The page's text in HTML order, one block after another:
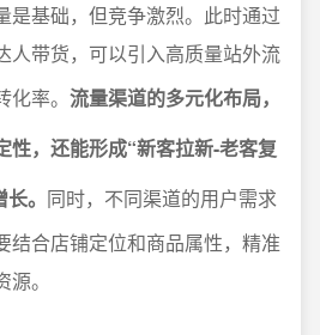
是基础，但竞争激烈。此时通过
人带货，可以引入高质量站外流
率。 流量渠道的多元化布局，
性，还能形成“新客拉新-老客复
。 同时，不同渠道的用户需求
结合店铺定位和商品属性，精准
。